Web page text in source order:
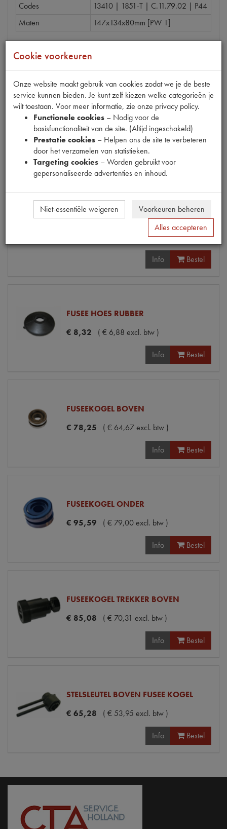
Codes
13410 | 1851-T | C.11.79.02 | P44
Maten
147x134x80mm [PW 1]
Gerelateerde producten
BORGPLAAT BOVEN FUSEE
€5,00 ( € 4,13 excl. btw)
Info
FUSEE HOES BEVESTIGINGS VEER
excl. btw)
Info Bestel
FUSEE HOES RUBBER
€ 8,32 ( € 6,88 excl. btw )
Info Bestel
FUSEEKOGEL BOVEN
€ 78,25 ( € 64,67excl. btw )
Info Bestel
FUSEEKOGEL ONDER
€ 95,59 ( € 79,00excl. btw )
Info Bestel
FUSEEKOGEL TREKKER BOVEN
€ 85,08 ( € 70,31 excl. btw )
Info Bestel
STELSLEUTEL BOVEN FUSEE KOGEL
€ 65,28 ( € 53,95 excl. btw )
Info Bestel
Cookie voorkeuren
Onze website maakt gebruik van cookies zodat we je de beste
service kunnen bieden. Je kunt zelf kiezen welke categorieën je
wilt toestaan. Voor meer informatie, zie onze privacy policy.
Functionele cookies – Nodig voor de
basisfunctionaliteit van de site. (Altijd ingeschakeld)
Prestatie cookies – Helpen ons de site te verbeteren
door het verzamelen van statistieken.
Targeting cookies – Worden gebruikt voor
gepersonaliseerde advertenties en inhoud.
Niet-essentiële weigeren
Voorkeuren beheren
Alles accepteren